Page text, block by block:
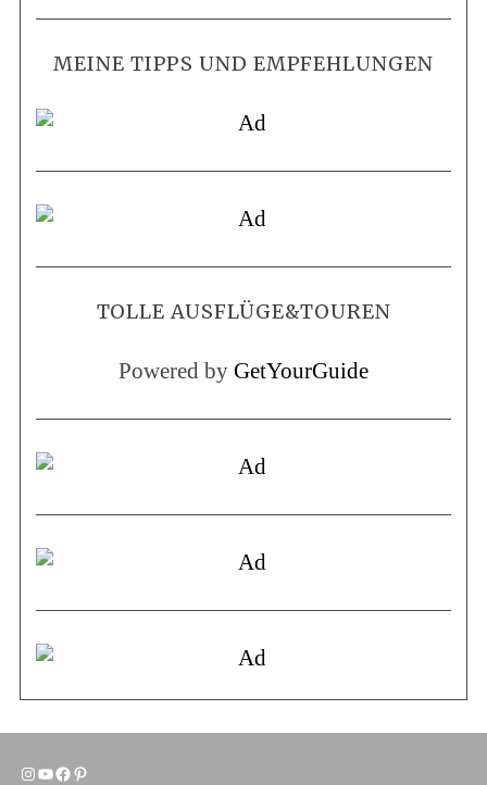
MEINE TIPPS UND EMPFEHLUNGEN
TOLLE AUSFLÜGE&TOUREN
Powered by GetYourGuide